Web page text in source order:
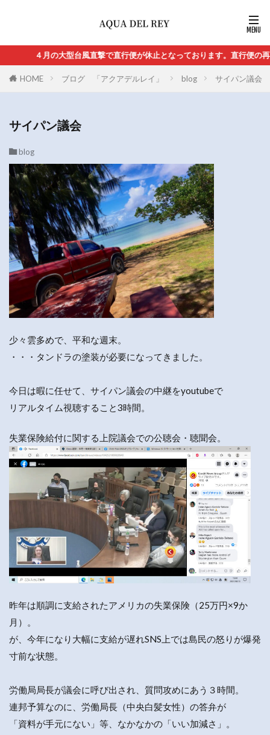
４月の大型台風直撃で直行便が休止となっております。直行便の再
HOME ブログ 「アクアデルレイ」 blog サイパン議会
サイパン議会
blog
少々雲多めで、平和な週末。
・・・タンドラの塗装が必要になってきました。
今日は暇に任せて、サイパン議会の中継をyoutubeで
リアルタイム視聴すること3時間。
失業保険給付に関する上院議会での公聴会・聴聞会。
昨年は順調に支給されたアメリカの失業保険（25万円×9か
月）。
が、今年になり大幅に支給が遅れSNS上では島民の怒りが爆発
寸前な状態。
労働局局長が議会に呼び出され、質問攻めにあう３時間。
連邦予算なのに、労働局長（中央白髪女性）の答弁が
「資料が手元にない」等、なかなかの「いい加減さ」。